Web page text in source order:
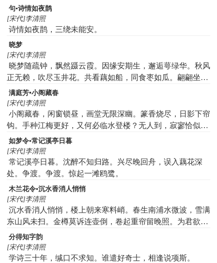
真有意，要吟风味两家新。
句▪诗情如夜鹊
[宋代]李清照
诗情如夜鹊，三绕未能安。
晓梦
[宋代]李清照
晓梦随疏钟，飘然蹑云霞。因缘安期生，邂逅萼绿华。秋风
正无赖，吹尽玉井花。共看藕如船，同食枣如瓜。翩翩坐上
客，意妙语亦佳。嘲辞斗诡辨，活火分新茶。虽非助帝功，
其乐莫可涯。人生能如此，何必归故家。起来敛衣坐，掩耳
厌喧哗。心知不可见，念念犹咨嗟。
满庭芳•小阁藏春
[宋代]李清照
小阁藏春，闲窗锁昼，画堂无限深幽。篆香烧尽，日影下帘
钩。手种江梅更好，又何必临水登楼？无人到，寂寥恰似何
逊在扬州。从来，知韵胜，难堪雨藉，不耐风揉。更谁家横
笛，吹动浓愁？莫恨香消雪减，须信道扫迹情留。难言处，
良宵淡月，疏影尚风流。
如梦令▪常记溪亭日暮
[宋代]李清照
常记溪亭日暮。沈醉不知归路。兴尽晚回舟，误入藕花深
处。争渡。争渡。惊起一滩鸥鹭。
木兰花令▪沉水香消人悄悄
[宋代]李清照
沉水香消人悄悄，楼上朝来寒料峭。春生南浦水微波，雪满
东山风未扫。金樽莫诉连壶倒，卷起重帘留晚照。为君欲去
更凭栏，人意不如山色好。
分得知字韵
[宋代]李清照
学诗三十年，缄口不求知。谁遣好奇士，相逢说项斯。